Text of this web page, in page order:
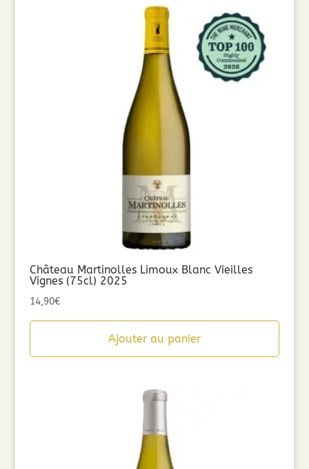
Château Martinolles Limoux Blanc Vieilles
Vignes (75cl) 2025
14,90€
Ajouter au panier